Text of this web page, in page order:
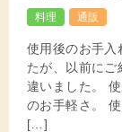
料理
通販
使用後のお手入
たが、以前に
違いました。
のお手軽さ。
[…]